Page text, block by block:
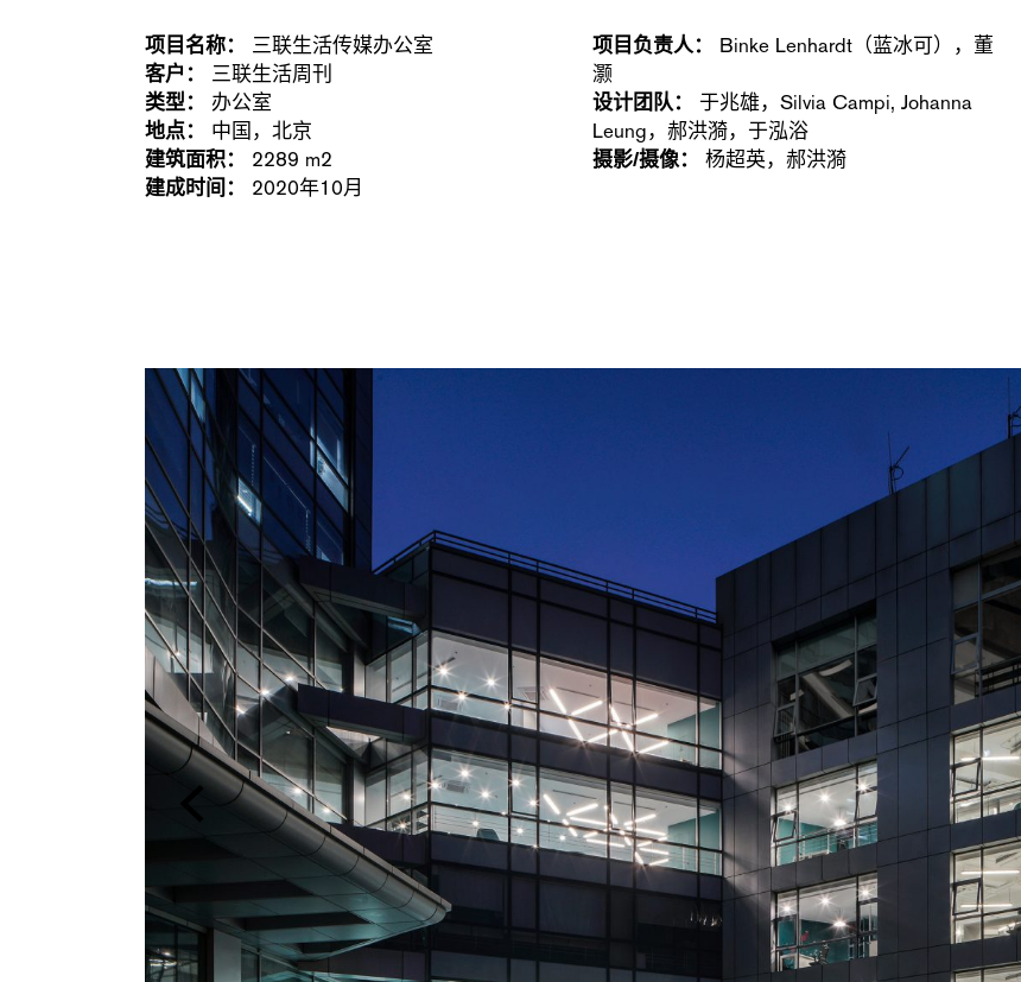
项目名称：
三联生活传媒办公室
客户：
三联生活周刊
类型：
办公室
地点：
中国，北京
建筑面积：
2289 m2
建成时间：
2020年10月
项目负责人：
Binke Lenhardt（蓝冰可），董
灏
设计团队：
于兆雄，Silvia Campi, Johanna
Leung，郝洪漪，于泓浴
摄影/摄像： 杨超英，郝洪漪